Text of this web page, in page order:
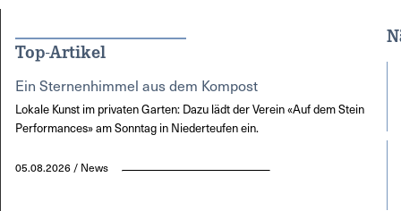
Top-Artikel
Ein Sternenhimmel aus dem Kompost
Lokale Kunst im privaten Garten: Dazu lädt der Verein «Auf dem Stein
Performances» am Sonntag in Niederteufen ein.
05.08.2026 / News